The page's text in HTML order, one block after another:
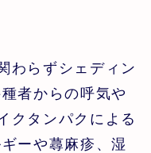
わらずシェディン
者からの呼気や
クタンパクによる
ーや蕁麻疹、湿